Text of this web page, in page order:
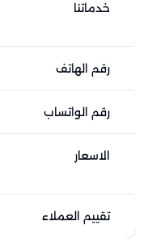
خدماتنا
رقم الهاتف
رقم الواتساب
الاسعار
تقييم العملاء